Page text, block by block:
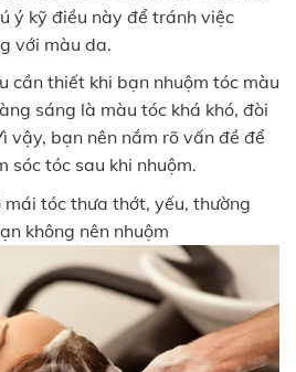
ý kỹ điều này để tránh việc
với màu da.
cần thiết khi bạn nhuộm tóc màu
sáng là màu tóc khá khó, đòi
vậy, bạn nên nắm rõ vấn đề để
sóc tóc sau khi nhuộm.
tóc thưa thớt, yếu, thường
không nên nhuộm